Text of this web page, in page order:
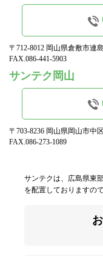
〒712-8012 岡山県倉敷市連
FAX.086-441-5903
サンテク岡山
〒703-8236 岡山県岡山市中
FAX.086-273-1089
サンテクは、広島県東
を配置しておりますの